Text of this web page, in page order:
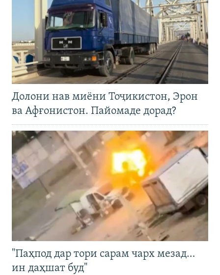
Долони нав миёни Тоҷикистон, Эрон
ва Афғонистон. Пайомаде дорад?
"Паҳпод дар тори сарам чарх мезад…
ин даҳшат буд"